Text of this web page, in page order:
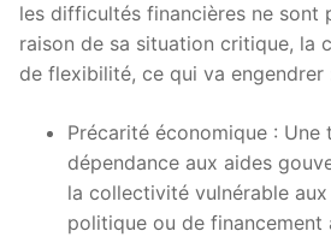
les difficultés financières ne sont
raison de sa situation critique, la
de flexibilité, ce qui va engendrer
Précarité économique : Une
dépendance aux aides
la collectivité vulnérable
politique ou de financement